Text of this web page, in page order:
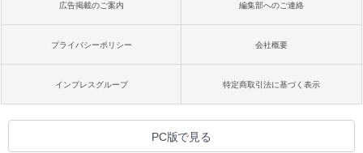
広告掲載のご案内 編集部へのご連絡
プライバシーポリシー 会社概要
インプレスグループ 特定商取引法に基づく表示
PC版で見る